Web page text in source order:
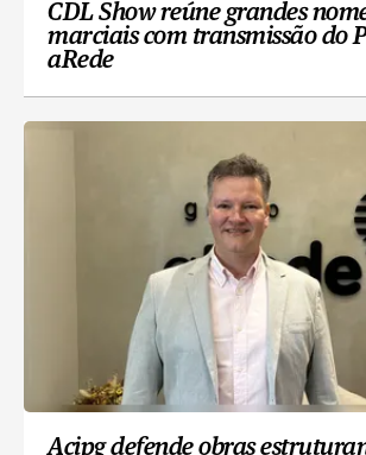
CDL Show reúne grandes
marciais com transmissão do
aRede
Acipg defende obras